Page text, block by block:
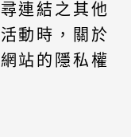
連結之其他
動時，關於
站的隱私權